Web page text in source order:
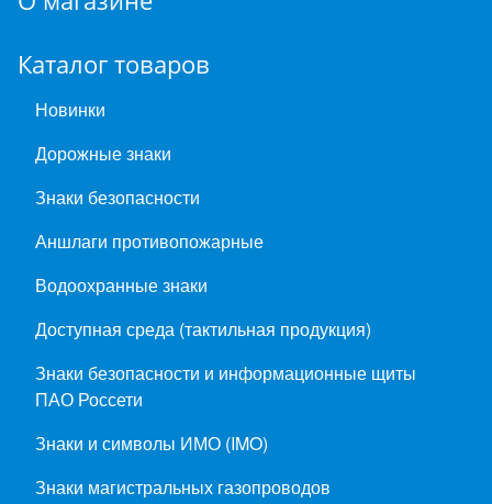
Каталог товаров
Новинки
Дорожные знаки
Знаки безопасности
Аншлаги противопожарные
Водоохранные знаки
Доступная среда (тактильная продукция)
Знаки безопасности и информационные щиты
ПАО Россети
Знаки и символы ИМО (IMO)
Знаки магистральных газопроводов